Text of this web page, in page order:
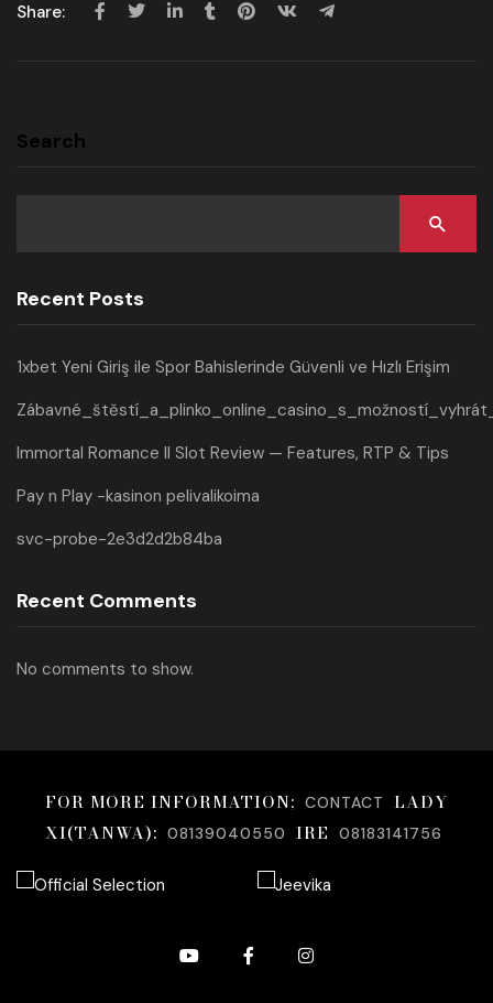
Share:
Search
Recent Posts
1xbet Yeni Giriş ile Spor Bahislerinde Güvenli ve Hızlı Erişim
Immortal Romance II Slot Review — Features, RTP & Tips
Pay n Play -kasinon pelivalikoima
svc-probe-2e3d2d2b84ba
Recent Comments
No comments to show.
FOR MORE INFORMATION; CONTACT
LADY
XI(TANWA): 08139040550 IRE 08183141756